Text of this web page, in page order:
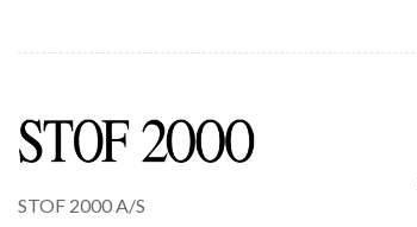
STOF 2000 A/S